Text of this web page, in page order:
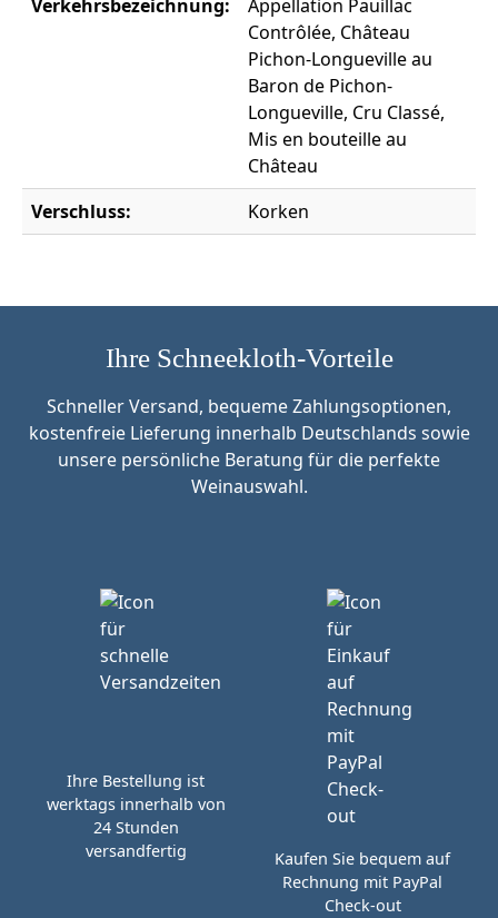
Verkehrsbezeichnung:
Appellation Pauillac
Contrôlée, Château
Pichon-Longueville au
Baron de Pichon-
Longueville, Cru Classé,
Mis en bouteille au
Château
Verschluss:
Korken
Ihre Schneekloth-Vorteile
Schneller Versand, bequeme Zahlungsoptionen,
kostenfreie Lieferung innerhalb Deutschlands sowie
unsere persönliche Beratung für die perfekte
Weinauswahl.
Ihre Bestellung ist
werktags innerhalb von
24 Stunden
versandfertig
Kaufen Sie bequem auf
Rechnung mit PayPal
Check-out